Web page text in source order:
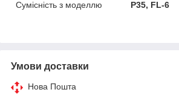
Сумісність з моделлю
P35, FL-6
Умови доставки
Нова Пошта